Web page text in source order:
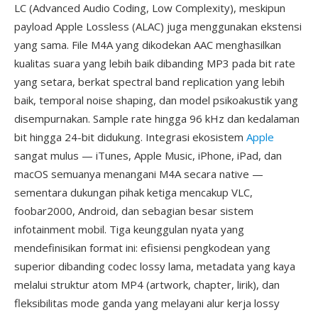
LC (Advanced Audio Coding, Low Complexity), meskipun
payload Apple Lossless (ALAC) juga menggunakan ekstensi
yang sama. File M4A yang dikodekan AAC menghasilkan
kualitas suara yang lebih baik dibanding MP3 pada bit rate
yang setara, berkat spectral band replication yang lebih
baik, temporal noise shaping, dan model psikoakustik yang
disempurnakan. Sample rate hingga 96 kHz dan kedalaman
bit hingga 24-bit didukung. Integrasi ekosistem Apple
sangat mulus — iTunes, Apple Music, iPhone, iPad, dan
macOS semuanya menangani M4A secara native —
sementara dukungan pihak ketiga mencakup VLC,
foobar2000, Android, dan sebagian besar sistem
infotainment mobil. Tiga keunggulan nyata yang
mendefinisikan format ini: efisiensi pengkodean yang
superior dibanding codec lossy lama, metadata yang kaya
melalui struktur atom MP4 (artwork, chapter, lirik), dan
fleksibilitas mode ganda yang melayani alur kerja lossy